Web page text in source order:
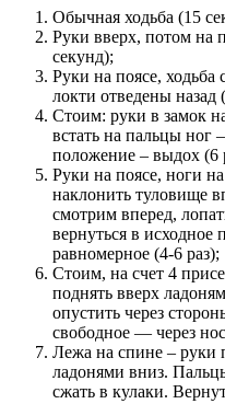
Обычная ходьба (15
Руки вверх, потом на
секунд);
Руки на поясе,
локти отведены назад
Стоим: руки в замок
встать на пальцы ног
положение – выдох (6
Руки на поясе, ноги
наклонить туловище
смотрим вперед,
вернуться в
равномерное (4-6 раз);
Стоим, на счет 4
поднять вверх
опустить через
свободное — через
Лежа на спине – руки
ладонями вниз.
сжать в кулаки.